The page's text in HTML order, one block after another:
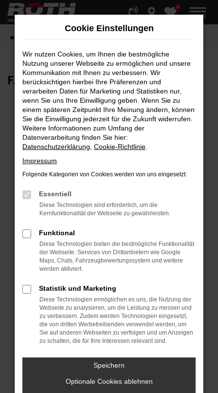
Zum
Hauptinhalt
0
MENÜ
FAHRZEUG-SHOWROOM
Fehler: Network Error
Beim Laden ist ein Fehler aufgetreten.
Hier sind ein paar Tipps, die dir helfen können:
Überprüfe deine Firewall und deine
Laden andere Webseiten, zum Beispiel deine
Suchmaschine?
Prüfe deine Browsererweiterungen.
Manche Erweiterungen, wie Werbeblocker,
können das Laden bestimmter Seiten
verhindern. Funktioniert die Seite in einem
anderen Browser oder in einem privaten
Fenster?
Starte dein Gerät neu.
Das kann manchmal helfen, vorübergehende
Probleme zu beheben.
Stelle sicher, dass dein Browser und dein
Betriebssystem auf dem neuesten Stand
sind.
Sicherheitsrisiko, sondern kann auch dazu
unterstützt werden.
Cookie Einstellungen
Wir nutzen Cookies, um Ihnen die bestmögliche
Nutzung unserer Webseite zu ermöglichen und unsere
Kommunikation mit Ihnen zu verbessern. Wir
berücksichtigen hierbei Ihre Präferenzen und
verarbeiten Daten für Marketing und Statistiken nur,
wenn Sie uns Ihre Einwilligung geben. Wenn Sie zu
einem späteren Zeitpunkt Ihre Meinung ändern, können
Sie die Einwilligung jederzeit für die Zukunft widerrufen.
Weitere Informationen zum Umfang der
Datenverarbeitung finden Sie hier:
Datenschutzerklärung Cookie-Richtlinie
Impressum
Folgende Kategorien von Cookies werden von uns eingesetzt:
Essentiell
Diese Technologien sind erforderlich, um die
Kernfunktionalität der Webseite zu gewährleisten.
Funktional
Diese Technologien bieten die bestmögliche Funktionalität
der Webseite. Services von Drittanbietern wie Google
Maps, Chats, Fahrzeugbewertungssystem und weitere
werden aktiviert.
Statistik und Marketing
Diese Technologien ermöglichen es uns, die Nutzung der
Webseite zu analysieren, um die Leistung zu messen und
zu verbessern. Zudem werden Technologien eingesetzt,
die von dritten Werbetreibenden verwendet werden, um
Sie auf anderen Webseiten zu verfolgen und um Anzeigen
zu schalten, die für Ihre Interessen relevant sind.
Speichern
Optionale Cookies ablehnen